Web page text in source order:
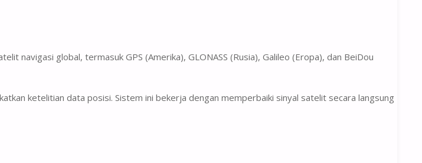
navigasi global, termasuk GPS (Amerika), GLONASS (Rusia), Galileo (Eropa), dan BeiDou
ketelitian data posisi. Sistem ini bekerja dengan memperbaiki sinyal satelit secara langsung